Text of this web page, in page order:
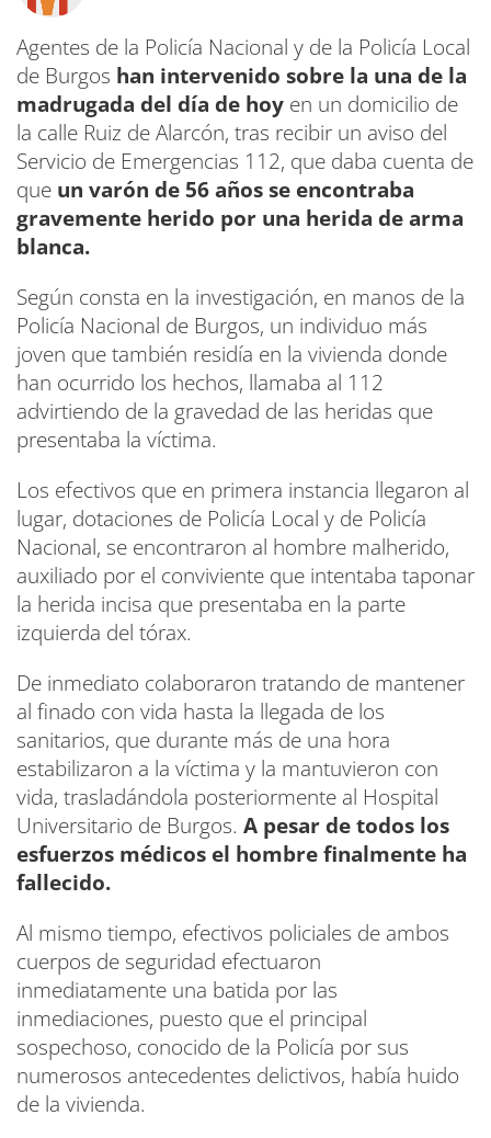
Agentes de la Policía Nacional y de la Policía Local
de Burgos han intervenido sobre la una de la
madrugada del día de hoy en un domicilio de
la calle Ruiz de Alarcón, tras recibir un aviso del
Servicio de Emergencias 112, que daba cuenta de
que un varón de 56 años se encontraba
gravemente herido por una herida de arma
blanca.
Según consta en la investigación, en manos de la
Policía Nacional de Burgos, un individuo más
joven que también residía en la vivienda donde
han ocurrido los hechos, llamaba al 112
advirtiendo de la gravedad de las heridas que
presentaba la víctima.
Los efectivos que en primera instancia llegaron al
lugar, dotaciones de Policía Local y de Policía
Nacional, se encontraron al hombre malherido,
auxiliado por el conviviente que intentaba taponar
la herida incisa que presentaba en la parte
izquierda del tórax.
De inmediato colaboraron tratando de mantener
al finado con vida hasta la llegada de los
sanitarios, que durante más de una hora
estabilizaron a la víctima y la mantuvieron con
vida, trasladándola posteriormente al Hospital
Universitario de Burgos. A pesar de todos los
esfuerzos médicos el hombre finalmente ha
fallecido.
Al mismo tiempo, efectivos policiales de ambos
cuerpos de seguridad efectuaron
inmediatamente una batida por las
inmediaciones, puesto que el principal
sospechoso, conocido de la Policía por sus
numerosos antecedentes delictivos, había huido
de la vivienda.